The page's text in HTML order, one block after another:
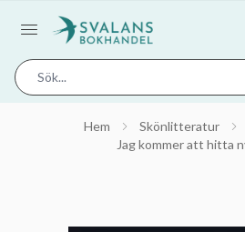
Hem Skönlitteratur
Jag kommer att hitta